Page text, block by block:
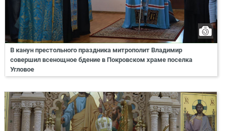
В канун престольного праздника митрополит Владимир
совершил всенощное бдение в Покровском храме поселка
Угловое